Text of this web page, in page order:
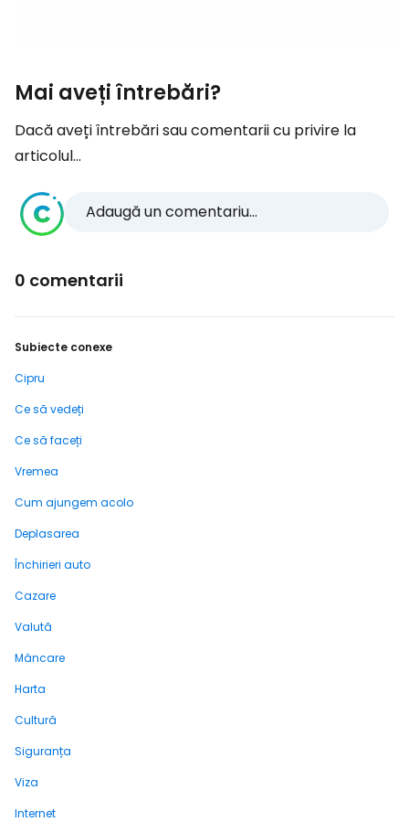
Mai aveți întrebări?
Dacă aveți întrebări sau comentarii cu privire la
articolul...
Adaugă un comentariu...
0 comentarii
Subiecte conexe
Cipru
Ce să vedeți
Ce să faceți
Vremea
Cum ajungem acolo
Deplasarea
Închirieri auto
Cazare
Valută
Mâncare
Harta
Cultură
Siguranța
Viza
Internet